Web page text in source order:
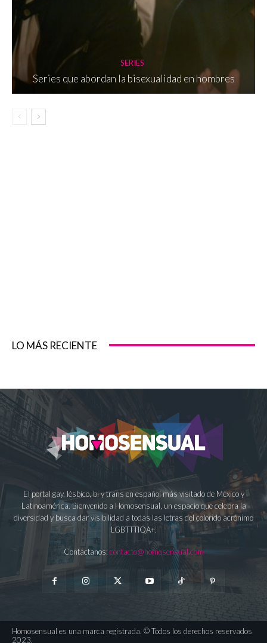
SERIES
Series que abordan la bisexualidad en hombres
LO MÁS RECIENTE
El portal gay, lésbico, bi y trans en español más visitado de México y
Latinoamérica. Bienvenido a Homosensual, un espacio que celebra la
diversidad y busca dar visibilidad a todas las letras del colorido acrónimo
LGBTTTIQA+.
Contáctanos: contacto@homosensual.com
Homosensual es una marca registrada. © Todos los derechos reservados
2023.